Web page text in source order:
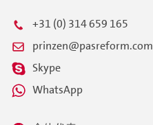
+31 (0) 314 659 165
prinzen@pasreform.com
Skype
WhatsApp